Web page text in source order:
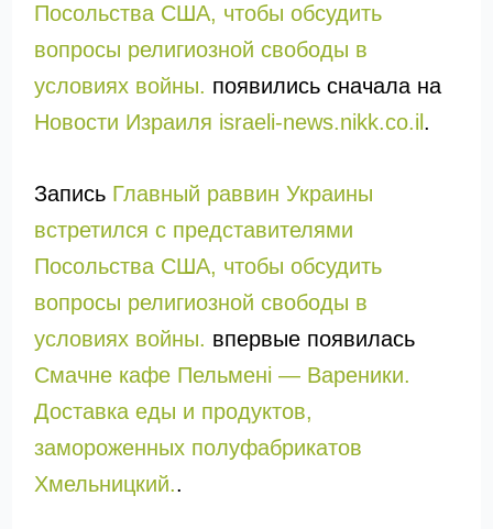
Посольства США, чтобы обсудить
вопросы религиозной свободы в
условиях войны. появились сначала на
Новости Израиля israeli-news.nikk.co.il .
Запись Главный раввин Украины
встретился с представителями
Посольства США, чтобы обсудить
вопросы религиозной свободы в
условиях войны. впервые появилась
Смачне кафе Пельмені — Вареники.
Доставка еды и продуктов,
замороженных полуфабрикатов
Хмельницкий..